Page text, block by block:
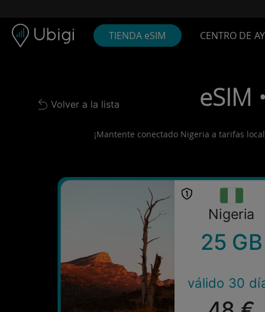
TIENDA eSIM CENTRO DE
Back to list
Volver a la lista eSIM
¡Mantente conectado Nigeria a tarifas
Nigeria
25 GB
válido 30